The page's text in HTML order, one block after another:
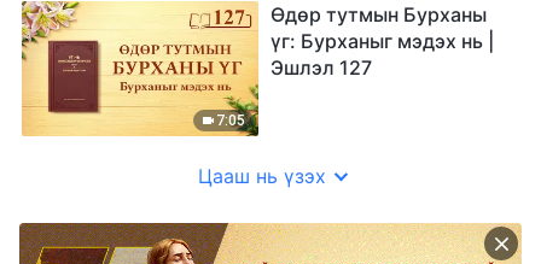
7:05
Өдөр тутмын Бурханы
үг: Бурханыг мэдэх нь |
Эшлэл 127
Цааш нь үзэх